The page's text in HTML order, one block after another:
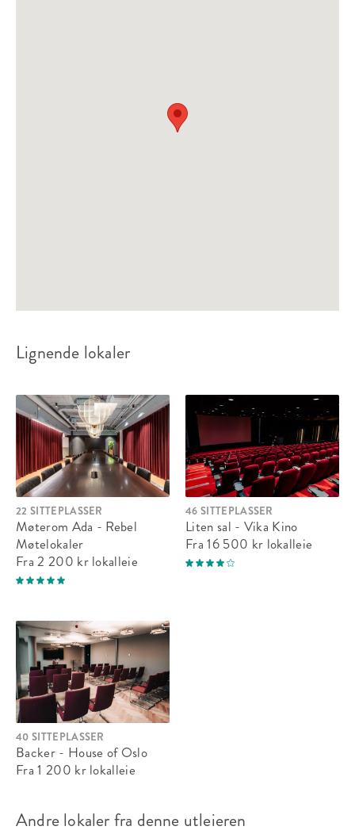
Passer til:Selskap, Møte
Kunnskapstrappa
Sitteplasser:80
Ståplasser:
Passer til:Selskap, Møte
Fra 7 922 krlokalleie
Lignende lokaler
22 SITTEPLASSER
Møterom Ada - Rebel
Møtelokaler
Fra 2 200 kr lokalleie
46 SITTEPLASSER
Liten sal - Vika Kino
Fra 16 500 kr lokalleie
40 SITTEPLASSER
Backer - House of Oslo
Fra 1 200 kr lokalleie
Andre lokaler fra denne utleieren